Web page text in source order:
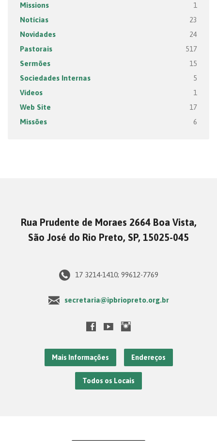
Missions 1
Notícias 23
Novidades 24
Pastorais 517
Sermões 15
Sociedades Internas 5
Vídeos 1
Web Site 17
Missões 6
Rua Prudente de Moraes 2664 Boa Vista,
São José do Rio Preto, SP, 15025-045
17 3214-1410; 99612-7769
secretaria@ipbriopreto.org.br
Mais Informações Endereços
Todos os Locais